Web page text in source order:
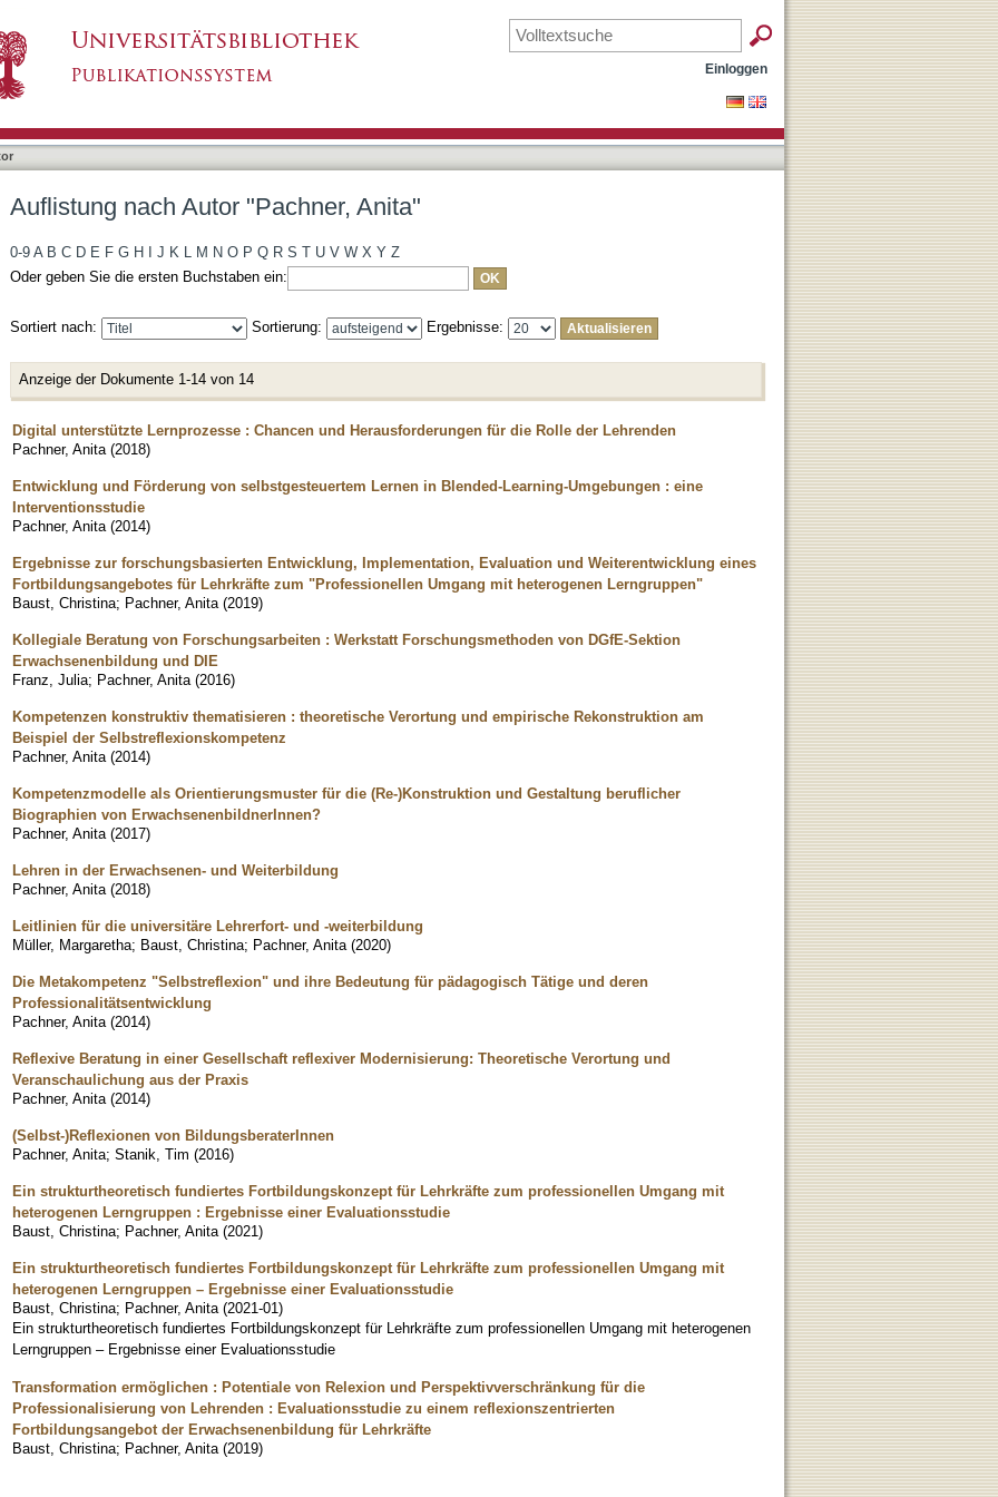
Einloggen
Auflistung nach Autor "Pachner, Anita"
0-9 A B C D E F G H J K L M N O P Q R S T U V W X Y Z
Oder geben Sie die ersten Buchstaben ein:
Sortiert nach: Sortierung: Ergebnisse:
Anzeige der Dokumente 1-14 von 14
Digital unterstützte Lernprozesse : Chancen und Herausforderungen für die Rolle der Lehrenden
Pachner, Anita (2018)
Entwicklung und Förderung von selbstgesteuertem Lernen in Blended-Learning-Umgebungen : eine
Interventionsstudie
Pachner, Anita (2014)
Ergebnisse zur forschungsbasierten Entwicklung, Implementation, Evaluation und Weiterentwicklung eines
Fortbildungsangebotes für Lehrkräfte zum "Professionellen Umgang mit heterogenen Lerngruppen"
Baust, Christina; Pachner, Anita (2019)
Kollegiale Beratung von Forschungsarbeiten : Werkstatt Forschungsmethoden von DGfE-Sektion
Erwachsenenbildung und DIE
Franz, Julia; Pachner, Anita (2016)
Kompetenzen konstruktiv thematisieren : theoretische Verortung und empirische Rekonstruktion am
Beispiel der Selbstreflexionskompetenz
Pachner, Anita (2014)
Kompetenzmodelle als Orientierungsmuster für die (Re-)Konstruktion und Gestaltung beruflicher
Biographien von ErwachsenenbildnerInnen?
Pachner, Anita (2017)
Lehren in der Erwachsenen- und Weiterbildung
Pachner, Anita (2018)
Leitlinien für die universitäre Lehrerfort- und -weiterbildung
Müller, Margaretha; Baust, Christina; Pachner, Anita (2020)
Die Metakompetenz "Selbstreflexion" und ihre Bedeutung für pädagogisch Tätige und deren
Professionalitätsentwicklung
Pachner, Anita (2014)
Reflexive Beratung in einer Gesellschaft reflexiver Modernisierung: Theoretische Verortung und
Veranschaulichung aus der Praxis
Pachner, Anita (2014)
(Selbst-)Reflexionen von BildungsberaterInnen
Pachner, Anita; Stanik, Tim (2016)
Ein strukturtheoretisch fundiertes Fortbildungskonzept für Lehrkräfte zum professionellen Umgang mit
heterogenen Lerngruppen : Ergebnisse einer Evaluationsstudie
Baust, Christina; Pachner, Anita (2021)
Ein strukturtheoretisch fundiertes Fortbildungskonzept für Lehrkräfte zum professionellen Umgang mit
heterogenen Lerngruppen – Ergebnisse einer Evaluationsstudie
Baust, Christina; Pachner, Anita (2021-01)
Ein strukturtheoretisch fundiertes Fortbildungskonzept für Lehrkräfte zum professionellen Umgang mit heterogenen
Lerngruppen – Ergebnisse einer Evaluationsstudie
Transformation ermöglichen : Potentiale von Relexion und Perspektivverschränkung für die
Professionalisierung von Lehrenden : Evaluationsstudie zu einem reflexionszentrierten
Fortbildungsangebot der Erwachsenenbildung für Lehrkräfte
Baust, Christina; Pachner, Anita (2019)